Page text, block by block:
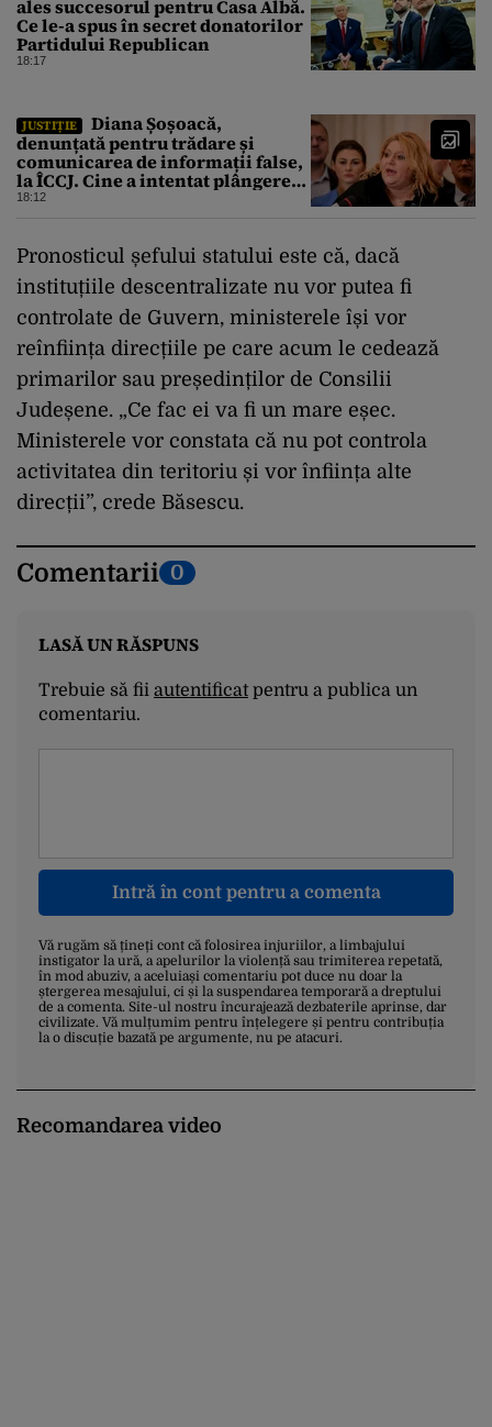
ales succesorul pentru Casa Albă.
Ce le-a spus în secret donatorilor
Partidului Republican
18:17
JUSTIȚIE
Diana Șoșoacă,
denunțată pentru trădare și
comunicarea de informații false,
la ÎCCJ. Cine a intentat plângerea
penală
18:12
Pronosticul șefului statului este că, dacă
instituțiile descentralizate nu vor putea fi
controlate de Guvern, ministerele își vor
reînființa direcțiile pe care acum le cedează
primarilor sau președinților de Consilii
Judeșene. „Ce fac ei va fi un mare eșec.
Ministerele vor constata că nu pot controla
activitatea din teritoriu și vor înființa alte
direcții”, crede Băsescu.
Comentarii 0
LASĂ UN RĂSPUNS
Trebuie să fii autentificatpentru a publica un
comentariu.
Intră în cont pentru a comenta
Vă rugăm să țineți cont că folosirea injuriilor, a limbajului
instigator la ură, a apelurilor la violență sau trimiterea repetată,
în mod abuziv, a aceluiași comentariu pot duce nu doar la
ștergerea mesajului, ci și la suspendarea temporară a dreptului
de a comenta. Site-ul nostru încurajează dezbaterile aprinse, dar
civilizate. Vă mulțumim pentru înțelegere și pentru contribuția
la o discuție bazată pe argumente, nu pe atacuri.
Recomandarea video